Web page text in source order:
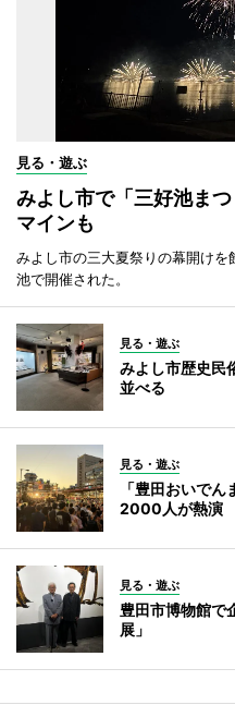
見る・遊ぶ
みよし市で「三好池ま
マインも
みよし市の三大夏祭りの幕開け
池で開催された。
見る・遊ぶ
みよし市歴史
並べる
見る・遊ぶ
「豊田おいで
2000人が熱演
見る・遊ぶ
豊田市博物館で
展」